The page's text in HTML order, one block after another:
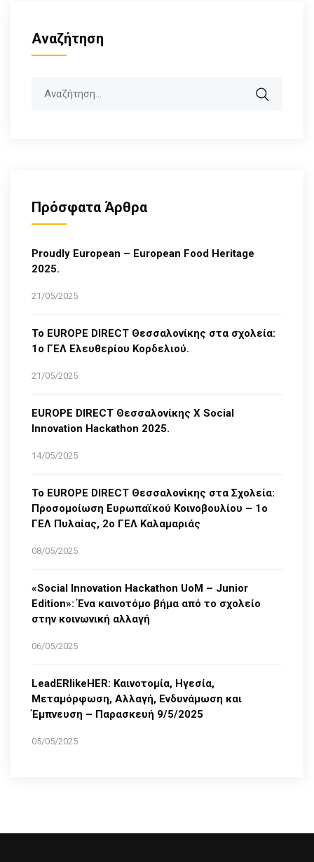
Αναζήτηση
Πρόσφατα Άρθρα
Proudly European – European Food Heritage
2025.
21/05/2025
Το EUROPE DIRECT Θεσσαλονίκης στα σχολεία:
1ο ΓΕΛ Ελευθερίου Κορδελιού.
21/05/2025
EUROPE DIRECT Θεσσαλονίκης Χ Social
Innovation Hackathon 2025.
14/05/2025
Το EUROPE DIRECT Θεσσαλονίκης στα Σχολεία:
Προσομοίωση Ευρωπαϊκού Κοινοβουλίου – 1ο
ΓΕΛ Πυλαίας, 2ο ΓΕΛ Καλαμαριάς
08/05/2025
«Social Innovation Hackathon UoM – Junior
Edition»: Ένα καινοτόμο βήμα από το σχολείο
στην κοινωνική αλλαγή
06/05/2025
LeadERlikeHER: Καινοτομία, Ηγεσία,
Μεταμόρφωση, Αλλαγή, Ενδυνάμωση και
Έμπνευση – Παρασκευή 9/5/2025
05/05/2025